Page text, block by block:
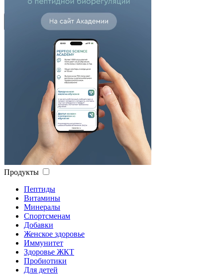
Применить
Продукты
Пептиды
Витамины
Минералы
Спортсменам
Добавки
Женское здоровье
Иммунитет
Здоровье ЖКТ
Пробиотики
Для детей